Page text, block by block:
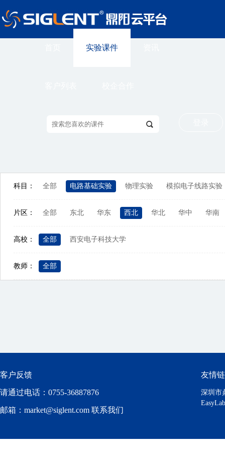
实验课件
科目： 全部 电路基础实验 物理实验 模拟电子线路实验
片区： 全部 东北 华东 西北 华北 华中 华南
高校： 全部 西安电子科技大学
教师： 全部
客户反馈
请通过电话：0755-36887876
邮箱：market@siglent.com 联系我们
友情
深圳市